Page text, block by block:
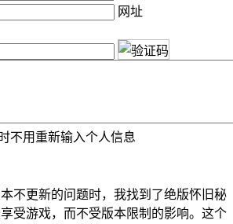
网址
不用重新输入个人信息
不更新的问题时，我找到了绝版怀旧秘
受游戏，而不受版本限制的影响。这个